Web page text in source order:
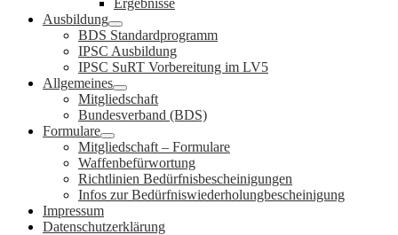
Ergebnisse
Ausbildung
BDS Standardprogramm
IPSC Ausbildung
IPSC SuRT Vorbereitung im LV5
Allgemeines
Mitgliedschaft
Bundesverband (BDS)
Formulare
Mitgliedschaft – Formulare
Waffenbefürwortung
Richtlinien Bedürfnisbescheinigungen
Infos zur Bedürfniswiederholungbescheinigung
Impressum
Datenschutzerklärung